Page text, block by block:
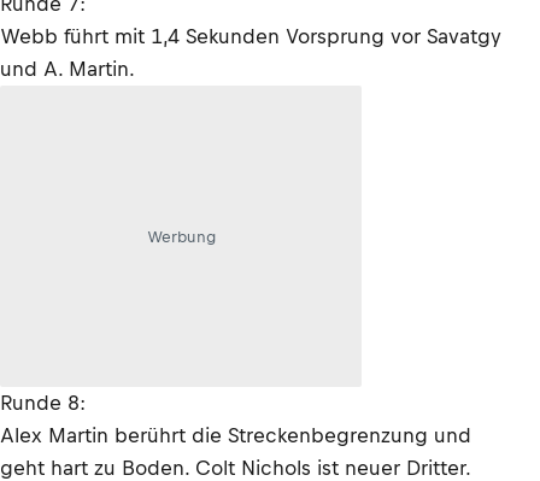
Webb führt mit 1,4 Sekunden Vorsprung vor Savatgy
und A. Martin.
Werbung
Runde 8:
Alex Martin berührt die Streckenbegrenzung und
geht hart zu Boden. Colt Nichols ist neuer Dritter.